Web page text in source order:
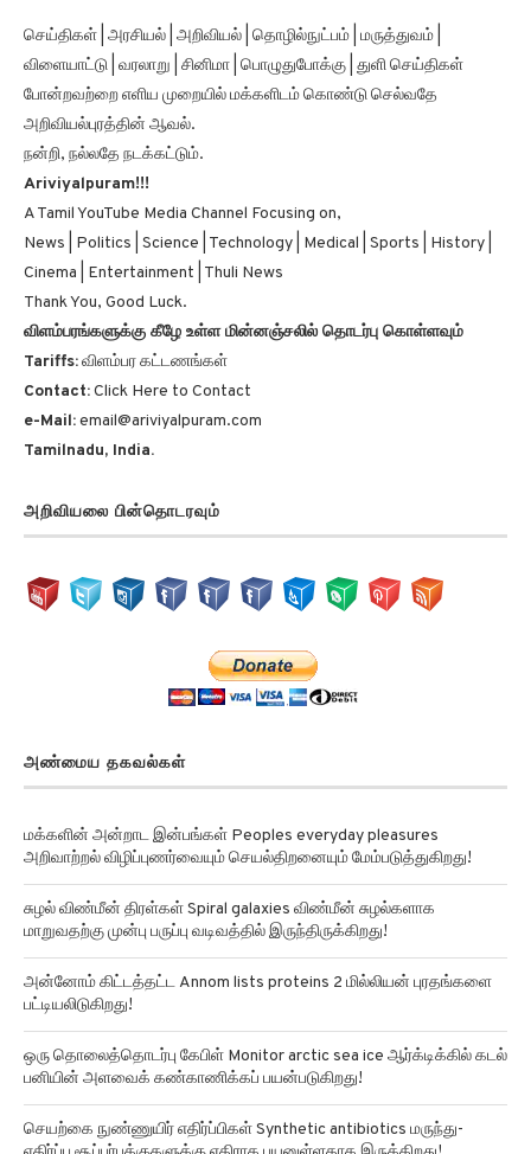
செய்திகள் | அரசியல் | அறிவியல் | தொழில்நுட்பம் | மருத்துவம் |
விளையாட்டு | வரலாறு | சினிமா | பொழுதுபோக்கு | துளி செய்திகள்
போன்றவற்றை எளிய முறையில் மக்களிடம் கொண்டு செல்வதே
அறிவியல்புரத்தின் ஆவல்.
நன்றி, நல்லதே நடக்கட்டும்.
Ariviyalpuram!!!
A Tamil YouTube Media Channel Focusing on,
News | Politics | Science | Technology | Medical | Sports | History |
Cinema | Entertainment | Thuli News
Thank You, Good Luck.
விளம்பரங்களுக்கு கீழே உள்ள மின்னஞ்சலில் தொடர்பு கொள்ளவும்
Tariffs:விளம்பர கட்டணங்கள்
Contact:Click Here to Contact
e-Mail:email@ariviyalpuram.com
Tamilnadu, India.
அறிவியலை பின்தொடரவும்
அண்மைய தகவல்கள்
மக்களின் அன்றாட இன்பங்கள் Peoples everyday pleasures
அறிவாற்றல் விழிப்புணர்வையும் செயல்திறனையும் மேம்படுத்துகிறது!
சுழல் விண்மீன் திரள்கள் Spiral galaxies விண்மீன் சுழல்களாக
மாறுவதற்கு முன்பு பருப்பு வடிவத்தில் இருந்திருக்கிறது!
அன்னோம் கிட்டத்தட்ட Annom lists proteins 2 மில்லியன் புரதங்களை
பட்டியலிடுகிறது!
ஒரு தொலைத்தொடர்பு கேபிள் Monitor arctic sea ice ஆர்க்டிக்கில் கடல்
பனியின் அளவைக் கண்காணிக்கப் பயன்படுகிறது!
செயற்கை நுண்ணுயிர் எதிர்ப்பிகள் Synthetic antibiotics மருந்து-